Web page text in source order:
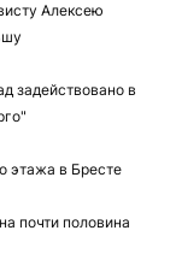
Алексею
задействовано в
этажа в Бресте
почти половина